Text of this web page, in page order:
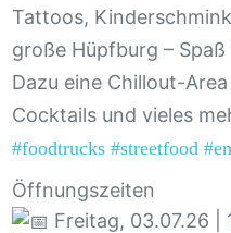
Tattoos,
große Hüpfburg –
Dazu eine Chillout-
Cocktails und vieles
#foodtrucks #streetfood
Öffnungszeiten
Freitag, 03.07.26 |